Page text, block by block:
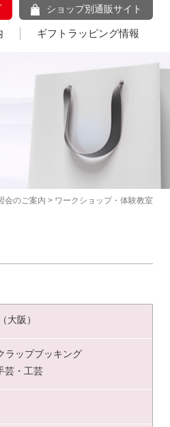
ショップ別通販サイト
ギフトラッピング情報
会のご案内 > ワークショップ・体験教室
大阪）
ラップブッキング
芸・工芸